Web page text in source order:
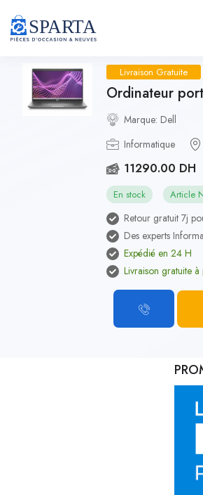
Livraison Gratuite
Ordinateur
Marque: Dell
Informatique
11290.00 DH
En stock Article
Retour gratuit 7j
Des experts
Expédié en 24 H
Livraison gratuite